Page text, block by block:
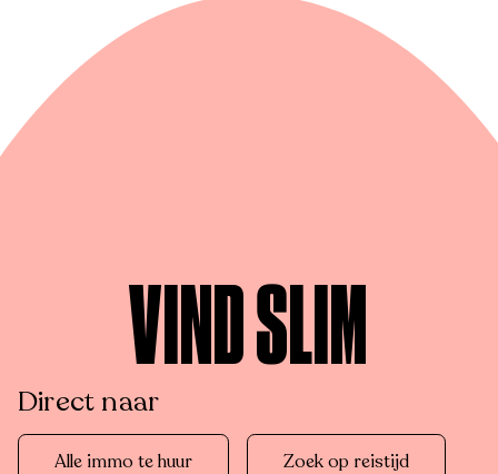
VIND SLIM
Direct naar
Alle immo te huur Zoek op reistijd